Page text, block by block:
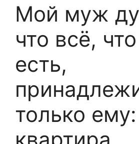
Мой муж
что всё,
есть,
только ему: